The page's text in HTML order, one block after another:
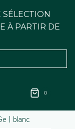
À PARTIR DE
0
| blanc